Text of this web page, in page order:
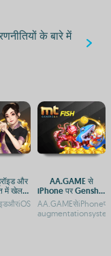
के बारे में
और
में खेलने
करें
AA.GAME से
iPhone पर Genshin
Impact APK
डाउनलोड और इंस्टॉल
गाइड